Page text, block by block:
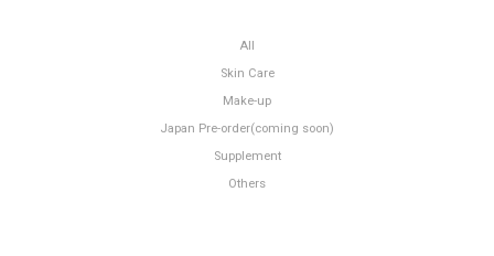
All
Skin Care
Make-up
Japan Pre-order(coming soon)
Supplement
Others